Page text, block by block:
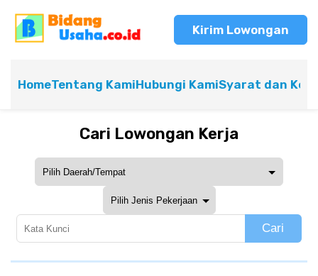
Kirim Lowongan
HomeTentang KamiHubungi KamiSyarat dan
Cari Lowongan Kerja
Cari